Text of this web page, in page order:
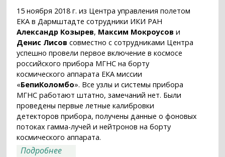
15 ноября 2018 г. из Центра управления полетом
ЕКА в Дармштадте сотрудники ИКИ РАН
Александр Козырев, Максим Мокроусов и
Денис Лисов совместно с сотрудниками Центра
успешно провели первое включение в космосе
российского прибора МГНС на борту
космического аппарата ЕКА миссии
«БепиКоломбо». Все узлы и системы прибора
МГНС работают штатно, замечаний нет. Были
проведены первые летные калибровки
детекторов прибора, получены данные о фоновых
потоках гамма-лучей и нейтронов на борту
космического аппарата.
Подробнее